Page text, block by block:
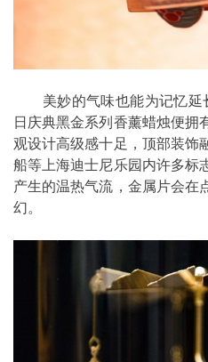
美妙的气味也能为记忆延
日庆典黑金系列香薰蜡烛便拥
观设计高级感十足，顶部装饰
船等上海迪士尼乐园内许多标
产生的温热气流，金属片会在
幻。